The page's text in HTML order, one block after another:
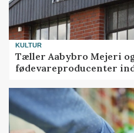
KULTUR
Tæller Aabybro Mejeri og
fødevareproducenter